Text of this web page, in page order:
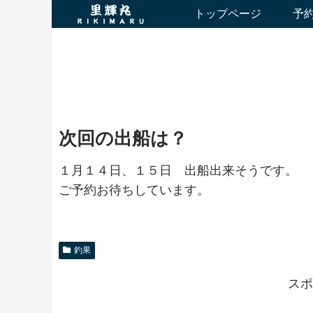
トップページ 予
次回の出船は？
１月１４日、１５日 出船出来そうです。
ご予約お待ちしています。
釣果
ス